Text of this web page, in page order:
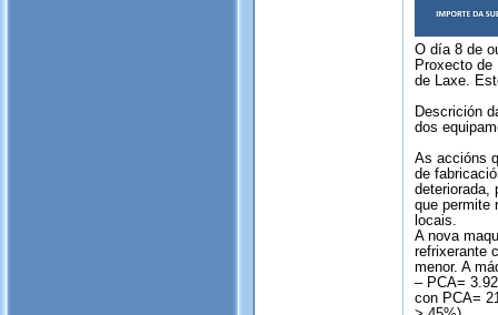
O día 8 de
Proxecto de
de Laxe.
Descrición
dos
As accións
de
deteriorada,
que permite
locais.
A nova
refrixerante
menor. A
– PCA=
con PCA=